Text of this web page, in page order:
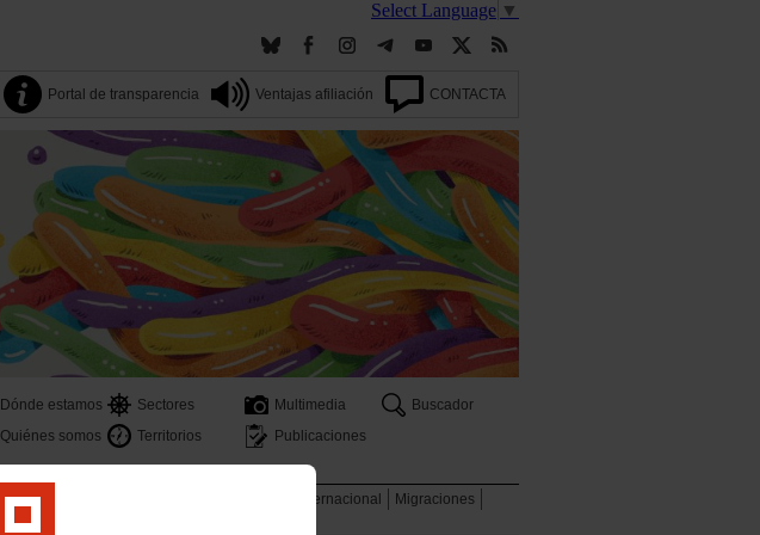
Select Language ▼
Portal de transparencia Ventajas afiliación CONTACTA
Dónde estamos Sectores Multimedia
Buscador
Quiénes somos
Territorios Publicaciones
Juventud Internacional
Migraciones